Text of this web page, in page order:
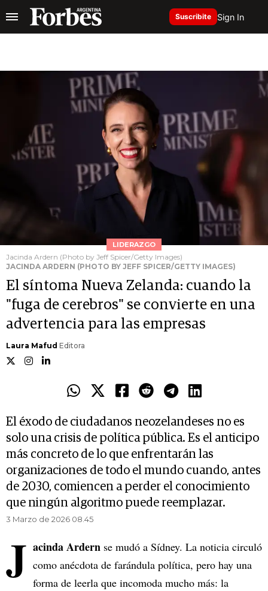
Suscribite Sign In
LIDERAZGO
Jacinda Ardern (Photo by Jeff Spicer/Getty Images)
JACINDA ARDERN (PHOTO BY JEFF SPICER/GETTY IMAGES)
El síntoma Nueva Zelanda: cuando la
"fuga de cerebros" se convierte en una
advertencia para las empresas
Laura Mafud Editora
El éxodo de ciudadanos neozelandeses no es
solo una crisis de política pública. Es el anticipo
más concreto de lo que enfrentarán las
organizaciones de todo el mundo cuando, antes
de 2030, comiencen a perder el conocimiento
que ningún algoritmo puede reemplazar.
3 Marzo de 2026 08.45
J acinda Ardern se mudó a Sídney. La noticia circuló
como anécdota de farándula política, pero hay una
forma de leerla que incomoda mucho más: la